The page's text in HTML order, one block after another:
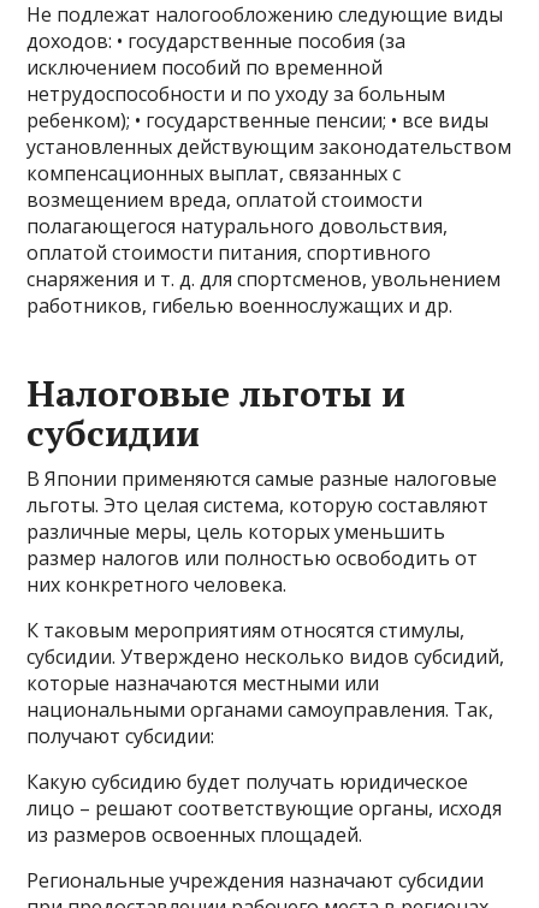
Не подлежат налогообложению следующие виды
доходов: • государственные пособия (за
исключением пособий по временной
нетрудоспособности и по уходу за больным
ребенком); • государственные пенсии; • все виды
установленных действующим законодательством
компенсационных выплат, связанных с
возмещением вреда, оплатой стоимости
полагающегося натурального довольствия,
оплатой стоимости питания, спортивного
снаряжения и т. д. для спортсменов, увольнением
работников, гибелью военнослужащих и др.
Налоговые льготы и
субсидии
В Японии применяются самые разные налоговые
льготы. Это целая система, которую составляют
различные меры, цель которых уменьшить
размер налогов или полностью освободить от
них конкретного человека.
К таковым мероприятиям относятся стимулы,
субсидии. Утверждено несколько видов субсидий,
которые назначаются местными или
национальными органами самоуправления. Так,
получают субсидии:
Какую субсидию будет получать юридическое
лицо – решают соответствующие органы, исходя
из размеров освоенных площадей.
Региональные учреждения назначают субсидии